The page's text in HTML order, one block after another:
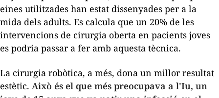
eines utilitzades han estat dissenyades per a la
mida dels adults. Es calcula que un 20% de les
intervencions de cirurgia oberta en pacients joves
es podria passar a fer amb aquesta tècnica.
La cirurgia robòtica, a més, dona un millor resultat
estètic. Això és el que més preocupava a l'Iu, un